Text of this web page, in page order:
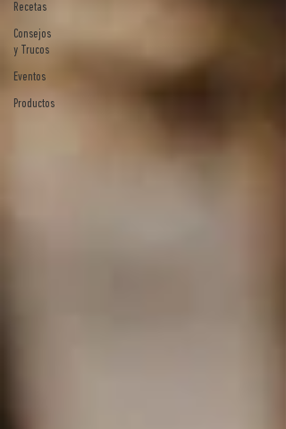
Recetas
Consejos
y Trucos
Eventos
Productos